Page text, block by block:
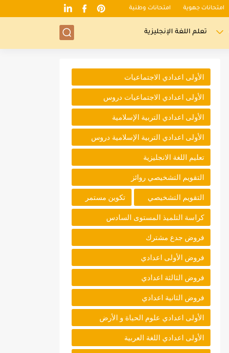
امتحانات جهوية امتحانات وطنية
تعلم اللغة الإنجليزية
الأولى اعدادي الاجتماعيات
الأولى اعدادي الاجتماعيات دروس
الأولى اعدادي التربية الإسلامية
الأولى اعدادي التربية الإسلامية دروس
تعليم اللغة الانجليزية
التقويم التشخيصي روائز
التقويم التشخيصي تكوين مستمر
كراسة التلميذ المستوى السادس
فروض جدع مشترك
فروض الأولى اعدادي
فروض الثالثة اعدادي
فروض الثانية اعدادي
الأولى اعدادي علوم الحياة و الأرض
الأولى اعدادي اللغة العربية